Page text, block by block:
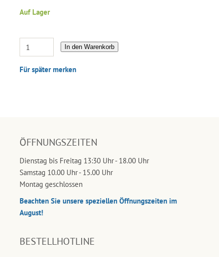
Auf Lager
In den Warenkorb
Für später merken
ÖFFNUNGSZEITEN
Dienstag bis Freitag 13:30 Uhr - 18.00 Uhr
Samstag 10.00 Uhr - 15.00 Uhr
Montag geschlossen
Beachten Sie unsere speziellen Öffnungszeiten im
August!
BESTELLHOTLINE